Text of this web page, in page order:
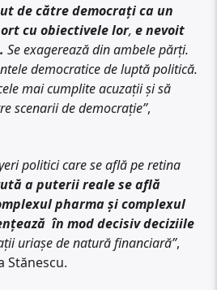
de către democrați ca un
cu obiectivele lor,e nevoit
Se exagerează din ambele părți.
democratice de luptă politică.
mai cumplite acuzații și să
scenarii de democrație”,
politici care se află pe retina
a puterii reale se află
pharma și complexul
în mod decisiv deciziile
uriașe de natură financiară”,
Stănescu.